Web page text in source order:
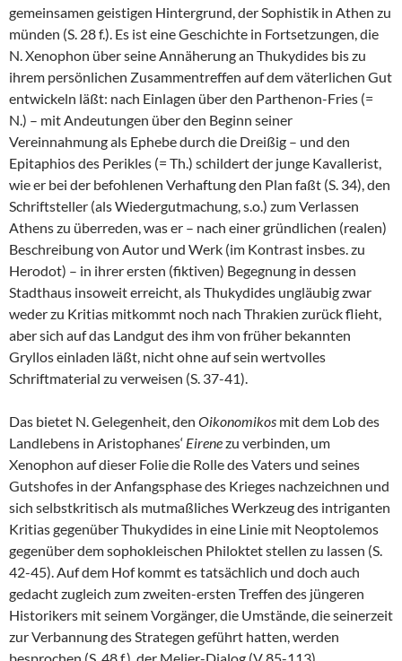
gemeinsamen geistigen Hintergrund, der Sophistik in Athen zu
münden (S. 28 f.). Es ist eine Geschichte in Fortsetzungen, die
N. Xenophon über seine Annäherung an Thukydides bis zu
ihrem persönlichen Zusammentreffen auf dem väterlichen Gut
entwickeln läßt: nach Einlagen über den Parthenon-Fries (=
N.) – mit Andeutungen über den Beginn seiner
Vereinnahmung als Ephebe durch die Dreißig – und den
Epitaphios des Perikles (= Th.) schildert der junge Kavallerist,
wie er bei der befohlenen Verhaftung den Plan faßt (S. 34), den
Schriftsteller (als Wiedergutmachung, s.o.) zum Verlassen
Athens zu überreden, was er – nach einer gründlichen (realen)
Beschreibung von Autor und Werk (im Kontrast insbes. zu
Herodot) – in ihrer ersten (fiktiven) Begegnung in dessen
Stadthaus insoweit erreicht, als Thukydides ungläubig zwar
weder zu Kritias mitkommt noch nach Thrakien zurück flieht,
aber sich auf das Landgut des ihm von früher bekannten
Gryllos einladen läßt, nicht ohne auf sein wertvolles
Schriftmaterial zu verweisen (S. 37-41).
Das bietet N. Gelegenheit, den Oikonomikos mit dem Lob des
Landlebens in Aristophanes‘ Eirenezu verbinden, um
Xenophon auf dieser Folie die Rolle des Vaters und seines
Gutshofes in der Anfangsphase des Krieges nachzeichnen und
sich selbstkritisch als mutmaßliches Werkzeug des intriganten
Kritias gegenüber Thukydides in eine Linie mit Neoptolemos
gegenüber dem sophokleischen Philoktet stellen zu lassen (S.
42-45). Auf dem Hof kommt es tatsächlich und doch auch
gedacht zugleich zum zweiten-ersten Treffen des jüngeren
Historikers mit seinem Vorgänger, die Umstände, die seinerzeit
zur Verbannung des Strategen geführt hatten, werden